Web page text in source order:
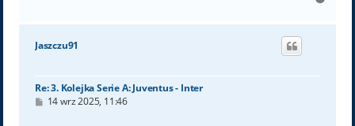
g
Jaszczu91
Re: 3. Kolejka Serie A: Juventus - Inter
P14 wrz 2025, 11:46